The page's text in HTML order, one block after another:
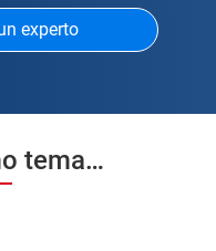
experto
tema…